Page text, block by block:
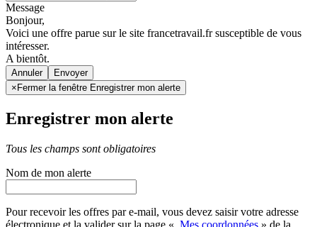
Message
Bonjour,
Voici une offre parue sur le site francetravail.fr susceptible de vous
intéresser.
A bientôt.
Annuler
× Fermer la fenêtre Enregistrer mon alerte
Enregistrer mon alerte
Tous les champs sont obligatoires
Nom de mon alerte
Pour recevoir les offres par e-mail, vous devez saisir votre adresse
électronique et la valider sur la page « Mes coordonnées » de la